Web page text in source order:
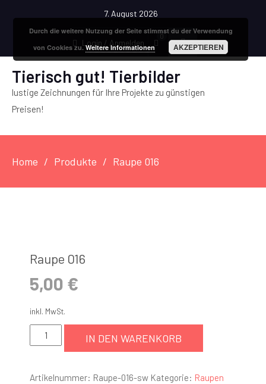
7. August 2026
Login / Anmelden
0
Tierisch gut! Tierbilder
lustige Zeichnungen für Ihre Projekte zu günstigen
Preisen!
Home Produkte Raupe 016
Raupe 016
5,00 €
inkl. MwSt.
IN DEN WARENKORB
Artikelnummer: Raupe-016-sw Kategorie: Raupen
Durch die weitere Nutzung der Seite stimmst du der Verwendung
von Cookies zu.Weitere Informationen AKZEPTIEREN